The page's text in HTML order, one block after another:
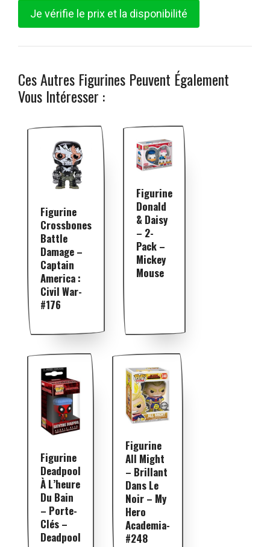
Je vérifie le prix et la disponibilité
Ces Autres Figurines Peuvent Également
Vous Intéresser :
Figurine
Crossbones
Battle
Damage –
Captain
America :
Civil War-
#176
Figurine
Donald
& Daisy
– 2-
Pack –
Mickey
Mouse
Figurine
Deadpool
À L’heure
Du Bain
– Porte-
Clés –
Deadpool
Figurine
All Might
– Brillant
Dans Le
Noir – My
Hero
Academia-
#248